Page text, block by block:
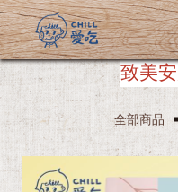
致美安店主：
全部商品